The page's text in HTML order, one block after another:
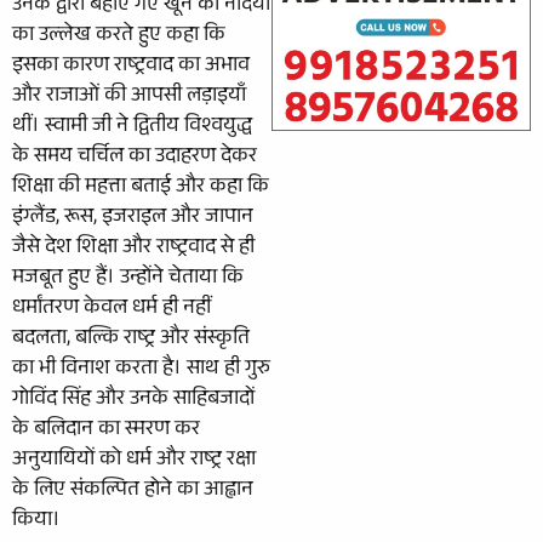
उनके द्वारा बहाए गए खून की नदियों
का उल्लेख करते हुए कहा कि
इसका कारण राष्ट्रवाद का अभाव
और राजाओं की आपसी लड़ाइयाँ
थीं। स्वामी जी ने द्वितीय विश्वयुद्ध
के समय चर्चिल का उदाहरण देकर
शिक्षा की महत्ता बताई और कहा कि
इंग्लैंड, रूस, इजराइल और जापान
जैसे देश शिक्षा और राष्ट्रवाद से ही
मजबूत हुए हैं। उन्होंने चेताया कि
धर्मांतरण केवल धर्म ही नहीं
बदलता, बल्कि राष्ट्र और संस्कृति
का भी विनाश करता है। साथ ही गुरु
गोविंद सिंह और उनके साहिबजादों
के बलिदान का स्मरण कर
अनुयायियों को धर्म और राष्ट्र रक्षा
के लिए संकल्पित होने का आह्वान
किया।